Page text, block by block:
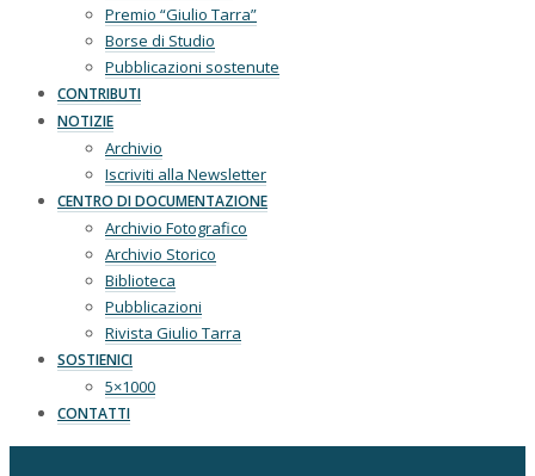
Premio “Giulio Tarra”
Borse di Studio
Pubblicazioni sostenute
CONTRIBUTI
NOTIZIE
Archivio
Iscriviti alla Newsletter
CENTRO DI DOCUMENTAZIONE
Archivio Fotografico
Archivio Storico
Biblioteca
Pubblicazioni
Rivista Giulio Tarra
SOSTIENICI
5×1000
CONTATTI